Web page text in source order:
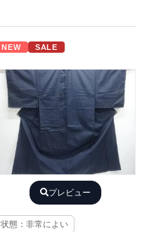
NEW SALE
プレビュー
状態：非常によい